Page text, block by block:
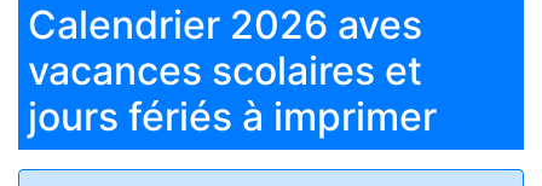
Calendrier 2026 aves
vacances scolaires et
jours fériés à imprimer